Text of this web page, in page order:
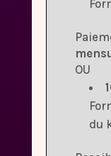
OU
du